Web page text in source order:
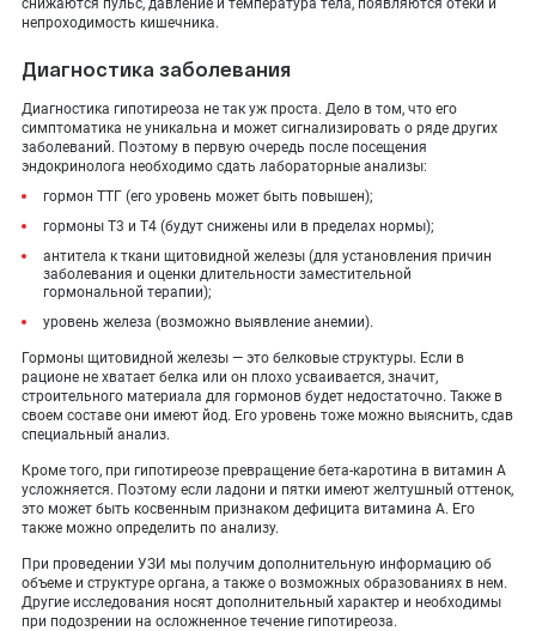
снижаются пульс, давление и температура тела, появляются отеки и
непроходимость кишечника.
Диагностика заболевания
Диагностика гипотиреоза не так уж проста. Дело в том, что его
симптоматика не уникальна и может сигнализировать о ряде других
заболеваний. Поэтому в первую очередь после посещения
эндокринолога необходимо сдать лабораторные анализы:
гормон ТТГ (его уровень может быть повышен);
гормоны Т3 и Т4 (будут снижены или в пределах нормы);
антитела к ткани щитовидной железы (для установления причин
заболевания и оценки длительности заместительной
гормональной терапии);
уровень железа (возможно выявление анемии).
Гормоны щитовидной железы — это белковые структуры. Если в
рационе не хватает белка или он плохо усваивается, значит,
строительного материала для гормонов будет недостаточно. Также в
своем составе они имеют йод. Его уровень тоже можно выяснить, сдав
специальный анализ.
Кроме того, при гипотиреозе превращение бета-каротина в витамин А
усложняется. Поэтому если ладони и пятки имеют желтушный оттенок,
это может быть косвенным признаком дефицита витамина А. Его
также можно определить по анализу.
При проведении УЗИ мы получим дополнительную информацию об
объеме и структуре органа, а также о возможных образованиях в нем.
Другие исследования носят дополнительный характер и необходимы
при подозрении на осложненное течение гипотиреоза.